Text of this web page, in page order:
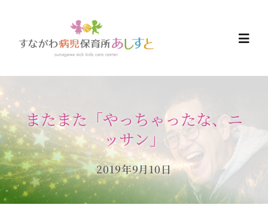
content
お知らせ
ご予約について
ご利用について
またまた「やっちゃったな、ニ
ッサン」
2019年9月10日